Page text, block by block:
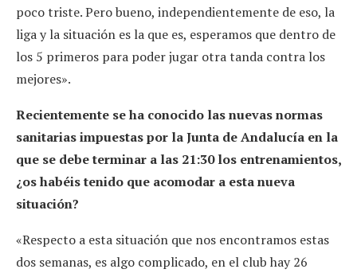
poco triste. Pero bueno, independientemente de eso, la
liga y la situación es la que es, esperamos que dentro de
los 5 primeros para poder jugar otra tanda contra los
mejores».
Recientemente se ha conocido las nuevas normas
sanitarias impuestas por la Junta de Andalucía en la
que se debe terminar a las 21:30 los entrenamientos,
¿os habéis tenido que acomodar a esta nueva
situación?
«Respecto a esta situación que nos encontramos estas
dos semanas, es algo complicado, en el club hay 26